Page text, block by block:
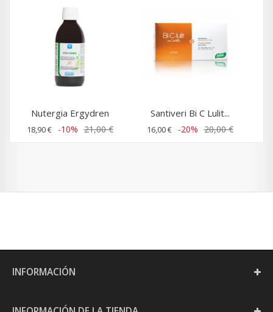
Nutergia Ergydren
18,90 € -10% 21,00 €
Santiveri Bi C Lulit...
16,00 € -20% 20,00 €
INFORMACIÓN